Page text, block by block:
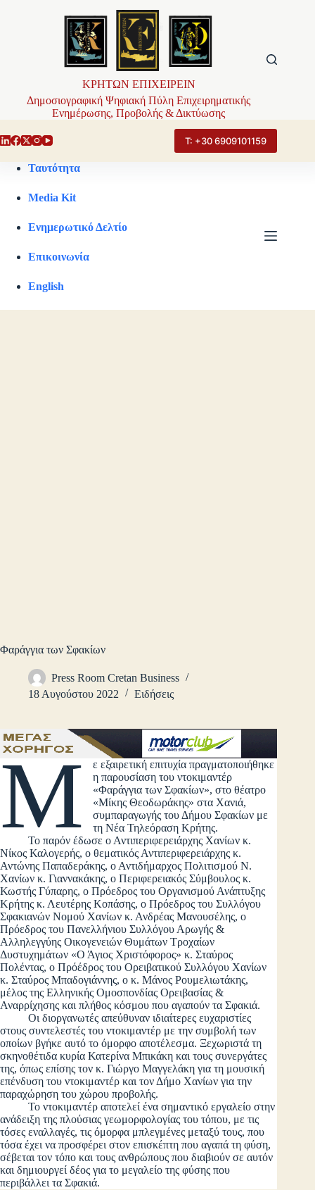
ΚΡΗΤΩΝ ΕΠΙΧΕΙΡΕΙΝ
Δημοσιογραφική Ψηφιακή Πύλη Επιχειρηματικής
Ενημέρωσης, Προβολής & Δικτύωσης
Τ: +30 6909101159
Ταυτότητα
Media Kit
Ενημερωτικό Δελτίο
Επικοινωνία
English
Φαράγγια των Σφακίων
Press Room Cretan Business
18 Αυγούστου 2022
Ειδήσεις
Μ
ε εξαιρετική επιτυχία πραγματοποιήθηκε
η παρουσίαση του ντοκιμαντέρ
«Φαράγγια των Σφακίων», στο θέατρο
«Μίκης Θεοδωράκης» στα Χανιά,
συμπαραγωγής του Δήμου Σφακίων με
τη Νέα Τηλεόραση Κρήτης.
Το παρόν έδωσε ο Αντιπεριφερειάρχης Χανίων κ.
Νίκος Καλογερής, ο θεματικός Αντιπεριφερειάρχης κ.
Αντώνης Παπαδεράκης, ο Αντιδήμαρχος Πολιτισμού Ν.
Χανίων κ. Γιαννακάκης, ο Περιφερειακός Σύμβουλος κ.
Κωστής Γύπαρης, ο Πρόεδρος του Οργανισμού Ανάπτυξης
Κρήτης κ. Λευτέρης Κοπάσης, ο Πρόεδρος του Συλλόγου
Σφακιανών Νομού Χανίων κ. Ανδρέας Μανουσέλης, ο
Πρόεδρος του Πανελλήνιου Συλλόγου Αρωγής &
Αλληλεγγύης Οικογενειών Θυμάτων Τροχαίων
Δυστυχημάτων «Ο Άγιος Χριστόφορος» κ. Σταύρος
Πολέντας, ο Πρόέδρος του Ορειβατικού Συλλόγου Χανίων
κ. Σταύρος Μπαδογιάννης, ο κ. Μάνος Ρουμελιωτάκης,
μέλος της Ελληνικής Ομοσπονδίας Ορειβασίας &
Αναρρίχησης και πλήθος κόσμου που αγαπούν τα Σφακιά.
Οι διοργανωτές απεύθυναν ιδιαίτερες ευχαριστίες
στους συντελεστές του ντοκιμαντέρ με την συμβολή των
οποίων βγήκε αυτό το όμορφο αποτέλεσμα. Ξεχωριστά τη
σκηνοθέτιδα κυρία Κατερίνα Μπικάκη και τους συνεργάτες
της, όπως επίσης τον κ. Γιώργο Μαγγελάκη για τη μουσική
επένδυση του ντοκιμαντέρ και τον Δήμο Χανίων για την
παραχώρηση του χώρου προβολής.
Το ντοκιμαντέρ αποτελεί ένα σημαντικό εργαλείο στην
ανάδειξη της πλούσιας γεωμορφολογίας του τόπου, με τις
τόσες εναλλαγές, τις όμορφα μπλεγμένες μεταξύ τους, που
τόσα έχει να προσφέρει στον επισκέπτη που αγαπά τη φύση,
σέβεται τον τόπο και τους ανθρώπους που διαβιούν σε αυτόν
και δημιουργεί δέος για το μεγαλείο της φύσης που
περιβάλλει τα Σφακιά.